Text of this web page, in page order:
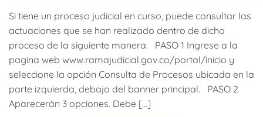
Si tiene un proceso judicial en curso, puede consultar las
actuaciones que se han realizado dentro de dicho
proceso de la siguiente manera: PASO 1 Ingrese a la
pagina web www.ramajudicial.gov.co/portal/inicio y
seleccione la opción Consulta de Procesos ubicada en la
parte izquierda, debajo del banner principal. PASO 2
Aparecerán 3 opciones. Debe […]